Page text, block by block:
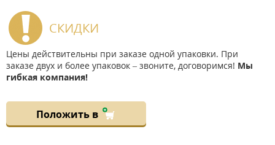
СКИДКИ
Цены действительны при заказе одной упаковки. При
заказе двух и более упаковок – звоните, договоримся! Мы
гибкая компания!
Положить в